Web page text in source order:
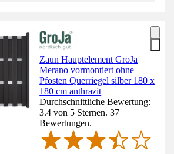
Zaun Hauptelement GroJa
Merano vormontiert ohne
Pfosten Querriegel silber 180 x
180 cm anthrazit
Durchschnittliche Bewertung:
3.4 von 5 Sternen. 37
Bewertungen.